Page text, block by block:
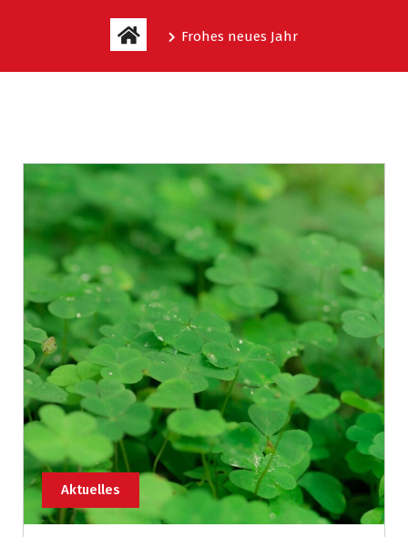
Frohes neues Jahr
Aktuelles